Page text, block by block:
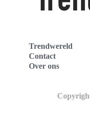
Trendwereld
Contact
Over ons